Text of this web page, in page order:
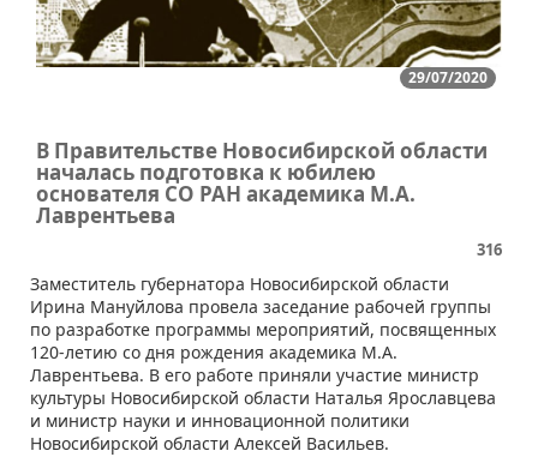
29/07/2020
В Правительстве Новосибирской области
началась подготовка к юбилею
основателя СО РАН академика М.А.
Лаврентьева
316
Заместитель губернатора Новосибирской области
Ирина Мануйлова провела заседание рабочей группы
по разработке программы мероприятий, посвященных
120-летию со дня рождения академика М.А.
Лаврентьева. В его работе приняли участие министр
культуры Новосибирской области Наталья Ярославцева
и министр науки и инновационной политики
Новосибирской области Алексей Васильев.